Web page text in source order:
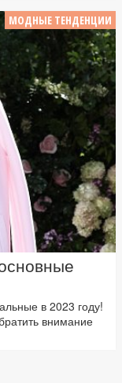
МОДНЫЕ ТЕНДЕНЦИИ
в 2023 году!
внимание